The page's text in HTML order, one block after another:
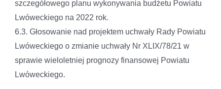
szczegółowego planu wykonywania budżetu Powiatu
Lwóweckiego na 2022 rok.
6.3. Głosowanie nad projektem uchwały Rady Powiatu
Lwóweckiego o zmianie uchwały Nr XLIX/78/21 w
sprawie wieloletniej prognozy finansowej Powiatu
Lwóweckiego.